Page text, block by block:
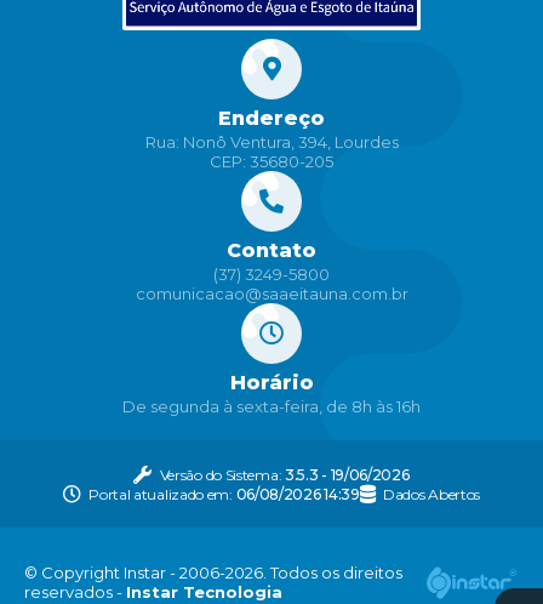
Endereço
Rua: Nonô Ventura, 394, Lourdes
CEP: 35680-205
Contato
(37) 3249-5800
comunicacao@saaeitauna.com.br
Horário
De segunda à sexta-feira, de 8h às 16h
Versão do Sistema: 3.5.3 - 19/06/2026
Portal atualizado em: 06/08/2026 14:39 Dados Abertos
© Copyright Instar - 2006-2026. Todos os direitos
reservados - Instar Tecnologia